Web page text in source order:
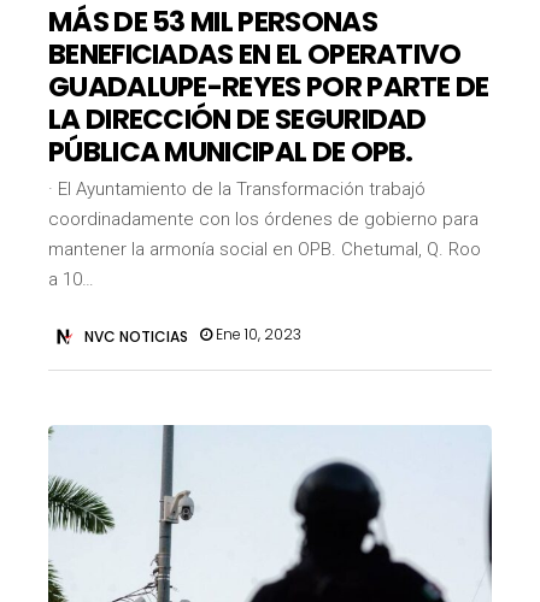
MÁS DE 53 MIL PERSONAS
BENEFICIADAS EN EL OPERATIVO
GUADALUPE-REYES POR PARTE DE
LA DIRECCIÓN DE SEGURIDAD
PÚBLICA MUNICIPAL DE OPB.
· El Ayuntamiento de la Transformación trabajó
coordinadamente con los órdenes de gobierno para
mantener la armonía social en OPB. Chetumal, Q. Roo
a 10…
NVC NOTICIAS Ene 10, 2023